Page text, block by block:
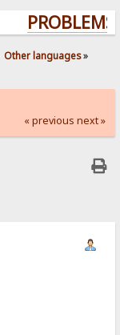
Other languages»
« previous next »